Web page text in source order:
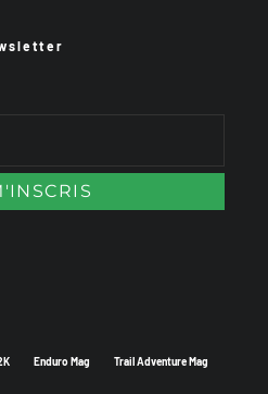
Enduro Mag Trail Adventure Mag